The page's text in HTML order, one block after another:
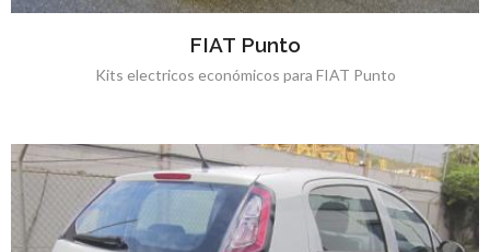
FIAT Punto
Kits electricos económicos para FIAT Punto